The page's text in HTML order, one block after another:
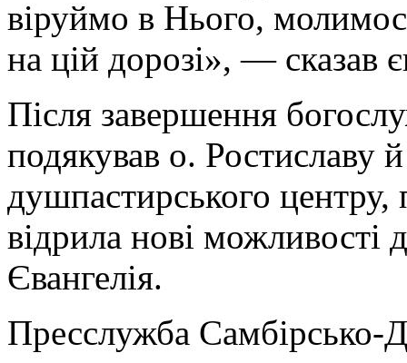
віруймо в Нього,
на цій дорозі», — сказав
Після завершення
подякував о. Ростиславу
душпастирського
відрила нові
Євангелія.
Пресслужба Самбірсько-